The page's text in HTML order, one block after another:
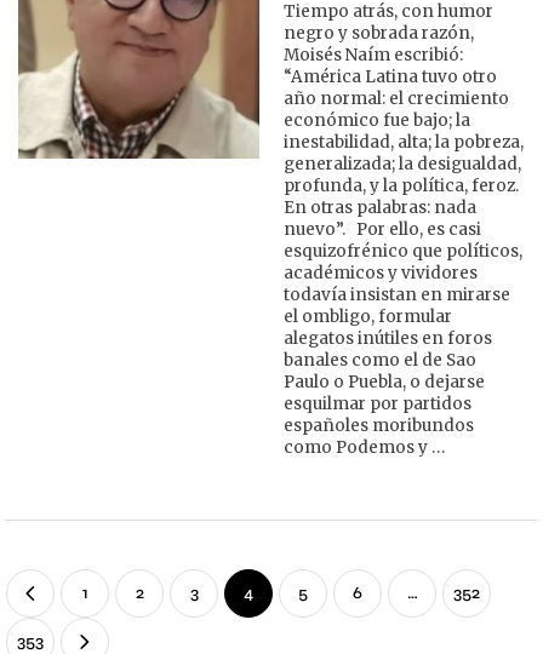
Tiempo atrás, con humor
negro y sobrada razón,
Moisés Naím escribió:
“América Latina tuvo otro
año normal: el crecimiento
económico fue bajo; la
inestabilidad, alta; la pobreza,
generalizada; la desigualdad,
profunda, y la política, feroz.
En otras palabras: nada
nuevo”. Por ello, es casi
esquizofrénico que políticos,
académicos y vividores
todavía insistan en mirarse
el ombligo, formular
alegatos inútiles en foros
banales como el de Sao
Paulo o Puebla, o dejarse
esquilmar por partidos
españoles moribundos
como Podemos y …
1 2 3 4 5 6 … 352
353